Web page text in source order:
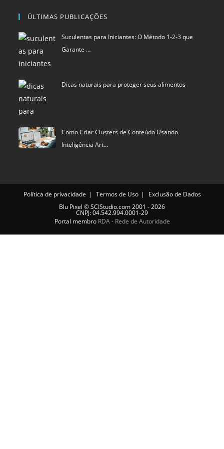
ÚLTIMAS PUBLICAÇÕES
Suculentas para Iniciantes: O Método 1-2-3 que
Garante …
Dicas naturais para proteger seus alimentos
Como Criar Clusters de Conteúdo Usando
Inteligência Art…
Política de privacidade Termos de Uso
Exclusão de Dados
Blu Pixel ©SCIStudio.com2001 - 2026
CNPJ: 04.542.994.0001-29
Portal membro RDA - Rede de Autoridade